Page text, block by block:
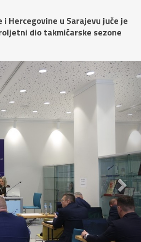
Hercegovine u Sarajevu juče je
dio takmičarske sezone